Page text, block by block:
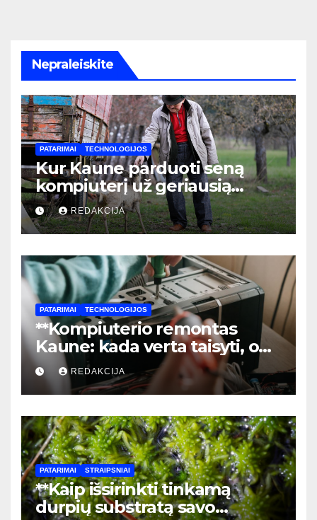
Nepraleiskite
PATARIMAI TECHNOLOGIJOS
Kur Kaune parduoti seną
kompiuterį už geriausią
kainą: pilnas vadovas
REDAKCIJA
PATARIMAI TECHNOLOGIJOS
**Kompiuterio remontas
Kaune: kada verta taisyti, o
kada – laikas pirkti naują?**
REDAKCIJA
PATARIMAI STRAIPSNIAI
**Kaip išsirinkti tinkamą
durpių substratą savo